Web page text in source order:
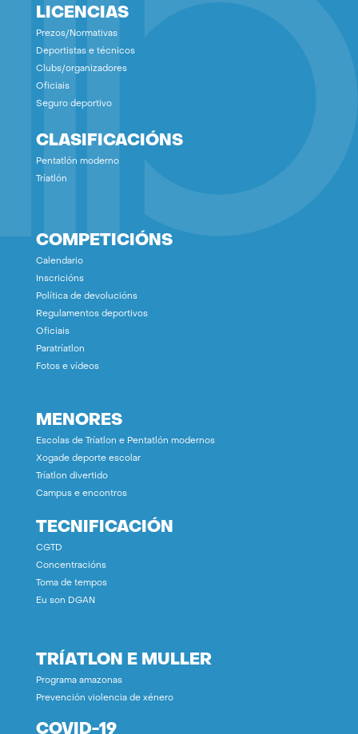
LICENCIAS
Prezos/Normativas
Deportistas e técnicos
Clubs/organizadores
Oficiais
Seguro deportivo
CLASIFICACIÓNS
Pentatlón moderno
Tríatlón
COMPETICIÓNS
Calendario
Inscricións
Política de devolucións
Regulamentos deportivos
Oficiais
Paratríatlon
Fotos e vídeos
MENORES
Escolas de Tríatlon e Pentatlón modernos
Xogade deporte escolar
Tríatlon divertido
Campus e encontros
TECNIFICACIÓN
CGTD
Concentracións
Toma de tempos
Eu son DGAN
TRÍATLON E MULLER
Programa amazonas
Prevención violencia de xénero
COVID-19